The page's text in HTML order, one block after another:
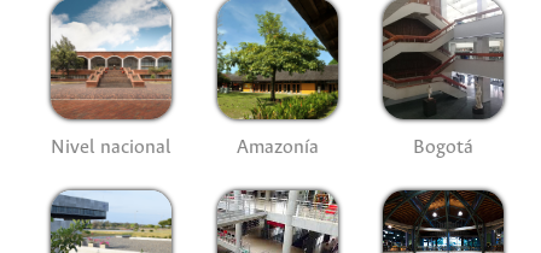
Nivel nacional Amazonía Bogotá